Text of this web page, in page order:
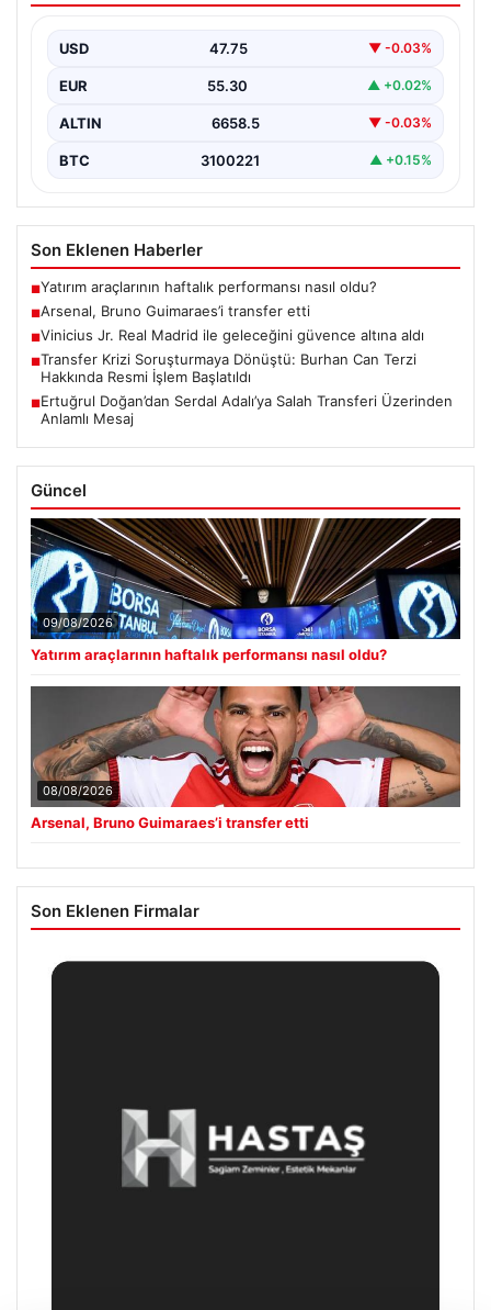
USD 47.75 ▼ -0.03%
EUR 55.30 ▲ +0.02%
ALTIN 6658.5 ▼ -0.03%
BTC 3100221 ▲ +0.15%
Son Eklenen Haberler
■Yatırım araçlarının haftalık performansı nasıl oldu?
■Arsenal, Bruno Guimaraes’i transfer etti
■Vinicius Jr. Real Madrid ile geleceğini güvence altına aldı
■Transfer Krizi Soruşturmaya Dönüştü: Burhan Can Terzi
Hakkında Resmi İşlem Başlatıldı
■Ertuğrul Doğan’dan Serdal Adalı’ya Salah Transferi Üzerinden
Anlamlı Mesaj
Güncel
09/08/2026
Yatırım araçlarının haftalık performansı nasıl oldu?
08/08/2026
Arsenal, Bruno Guimaraes’i transfer etti
Son Eklenen Firmalar